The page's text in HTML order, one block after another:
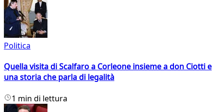
Politica
Quella visita di Scalfaro a Corleone insieme a don Ciotti e
una storia che parla di legalità
1 min di lettura